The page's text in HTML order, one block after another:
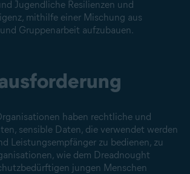
Jugendliche Resilienzen und
mithilfe einer Mischung aus
Gruppenarbeit aufzubauen.
haben rechtliche und
sensible Daten, die verwendet werden
Leistungsempfänger zu bedienen, zu
wie dem Dreadnought
jungen Menschen